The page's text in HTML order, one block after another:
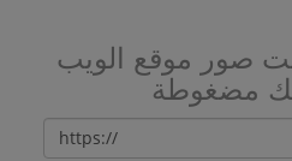
صور موقع الويب
مضغوطة